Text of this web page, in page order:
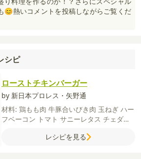
😊熱いコメントを投稿しながらご覧くだ
シピ
ローストチキンバーガー
by 新日本プロレス・矢野通
材料: 鶏もも肉 牛豚合いびき肉 玉ねぎ ハー
フベーコン トマト サニーレタス チェダー
【A】中濃ソースケチャップ
レシピを見る